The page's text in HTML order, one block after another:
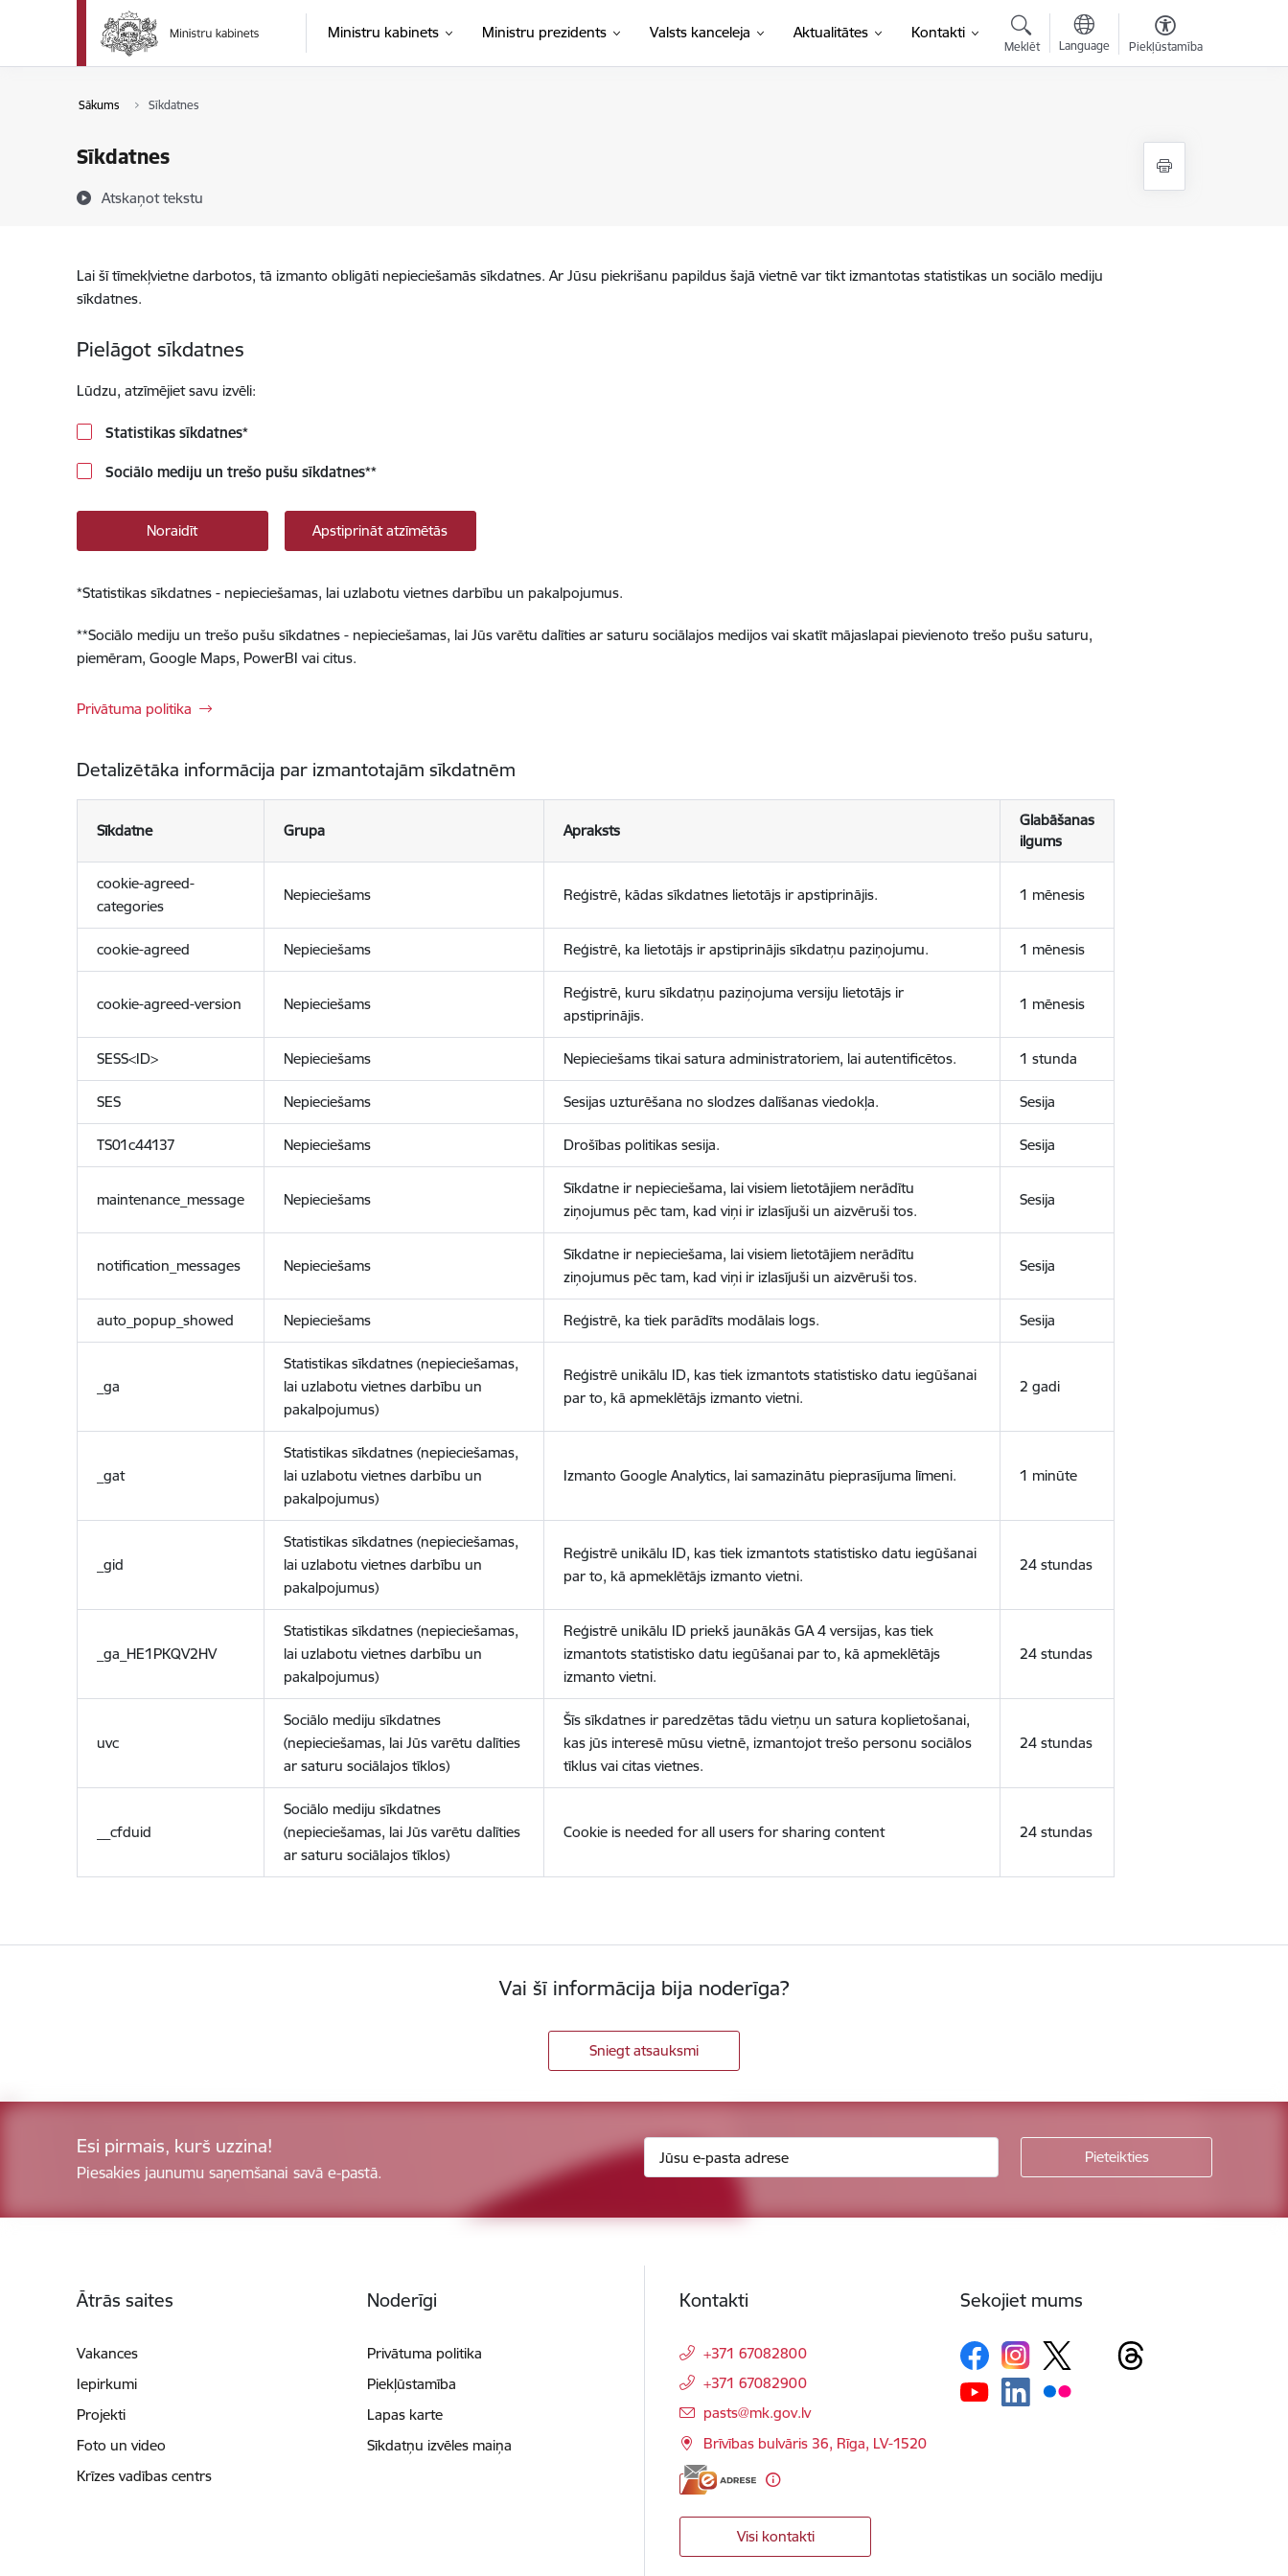
Pāriet uz lapas saturu
Ministru kabinets Ministru prezidents Valsts kanceleja Aktualitātes Kontakti
Meklēt Language Piekļūstamība
Sākums Sīkdatnes
Sīkdatnes
Atskaņot tekstu
Lai šī tīmekļvietne darbotos, tā izmanto obligāti nepieciešamās sīkdatnes. Ar Jūsu piekrišanu papildus šajā vietnē var tikt izmantotas statistikas un sociālo mediju
sīkdatnes.
Pielāgot sīkdatnes
Lūdzu, atzīmējiet savu izvēli:
Statistikas sīkdatnes*
Sociālo mediju un trešo pušu sīkdatnes**
Noraidīt Apstiprināt atzīmētās
*Statistikas sīkdatnes - nepieciešamas, lai uzlabotu vietnes darbību un pakalpojumus.
**Sociālo mediju un trešo pušu sīkdatnes - nepieciešamas, lai Jūs varētu dalīties ar saturu sociālajos medijos vai skatīt mājaslapai pievienoto trešo pušu saturu,
piemēram, Google Maps, PowerBI vai citus.
Privātuma politika
Detalizētāka informācija par izmantotajām sīkdatnēm
Sīkdatne Grupa Apraksts
Glabāšanas
ilgums
cookie-agreed-
categories
Nepieciešams Reģistrē, kādas sīkdatnes lietotājs ir apstiprinājis. 1 mēnesis
cookie-agreed Nepieciešams Reģistrē, ka lietotājs ir apstiprinājis sīkdatņu paziņojumu. 1 mēnesis
cookie-agreed-version Nepieciešams
Reģistrē, kuru sīkdatņu paziņojuma versiju lietotājs ir
apstiprinājis.
1 mēnesis
SESS<ID> Nepieciešams Nepieciešams tikai satura administratoriem, lai autentificētos. 1 stunda
SES Nepieciešams Sesijas uzturēšana no slodzes dalīšanas viedokļa. Sesija
TS01c44137 Nepieciešams Drošības politikas sesija. Sesija
maintenance_message Nepieciešams
Sīkdatne ir nepieciešama, lai visiem lietotājiem nerādītu
ziņojumus pēc tam, kad viņi ir izlasījuši un aizvēruši tos.
Sesija
notification_messages Nepieciešams
Sīkdatne ir nepieciešama, lai visiem lietotājiem nerādītu
ziņojumus pēc tam, kad viņi ir izlasījuši un aizvēruši tos.
Sesija
auto_popup_showed Nepieciešams Reģistrē, ka tiek parādīts modālais logs. Sesija
_ga
Statistikas sīkdatnes (nepieciešamas,
lai uzlabotu vietnes darbību un
pakalpojumus)
Reģistrē unikālu ID, kas tiek izmantots statistisko datu iegūšanai
par to, kā apmeklētājs izmanto vietni.
2 gadi
_gat
Statistikas sīkdatnes (nepieciešamas,
lai uzlabotu vietnes darbību un
pakalpojumus)
Izmanto Google Analytics, lai samazinātu pieprasījuma līmeni. 1 minūte
_gid
Statistikas sīkdatnes (nepieciešamas,
lai uzlabotu vietnes darbību un
pakalpojumus)
Reģistrē unikālu ID, kas tiek izmantots statistisko datu iegūšanai
par to, kā apmeklētājs izmanto vietni.
24 stundas
_ga_HE1PKQV2HV
Statistikas sīkdatnes (nepieciešamas,
lai uzlabotu vietnes darbību un
pakalpojumus)
Reģistrē unikālu ID priekš jaunākās GA 4 versijas, kas tiek
izmantots statistisko datu iegūšanai par to, kā apmeklētājs
izmanto vietni.
24 stundas
uvc
Sociālo mediju sīkdatnes
(nepieciešamas, lai Jūs varētu dalīties
ar saturu sociālajos tīklos)
Šīs sīkdatnes ir paredzētas tādu vietņu un satura koplietošanai,
kas jūs interesē mūsu vietnē, izmantojot trešo personu sociālos
tīklus vai citas vietnes.
24 stundas
__cfduid
Sociālo mediju sīkdatnes
(nepieciešamas, lai Jūs varētu dalīties
ar saturu sociālajos tīklos)
Cookie is needed for all users for sharing content 24 stundas
Vai šī informācija bija noderīga?
Sniegt atsauksmi
Esi pirmais, kurš uzzina!
Piesakies jaunumu saņemšanai savā e-pastā.
Ātrās saites
Vakances
Iepirkumi
Projekti
Foto un video
Krīzes vadības centrs
Noderīgi
Privātuma politika
Piekļūstamība
Lapas karte
Sīkdatņu izvēles maiņa
Kontakti
+371 67082800
+371 67082900
E-pasts:
pasts@mk.gov.lv
Brīvības bulvāris 36, Rīga, LV-1520
Visi kontakti
Sekojiet mums